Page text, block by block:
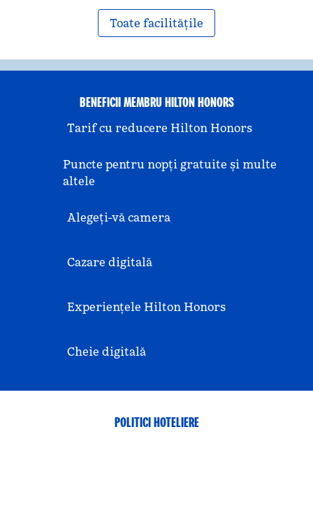
Toate facilitățile
BENEFICII MEMBRU HILTON HONORS
Tarif cu reducere Hilton Honors
Puncte pentru nopți gratuite și multe
altele
Alegeți-vă camera
Cazare digitală
Experiențele Hilton Honors
Cheie digitală
POLITICI HOTELIERE